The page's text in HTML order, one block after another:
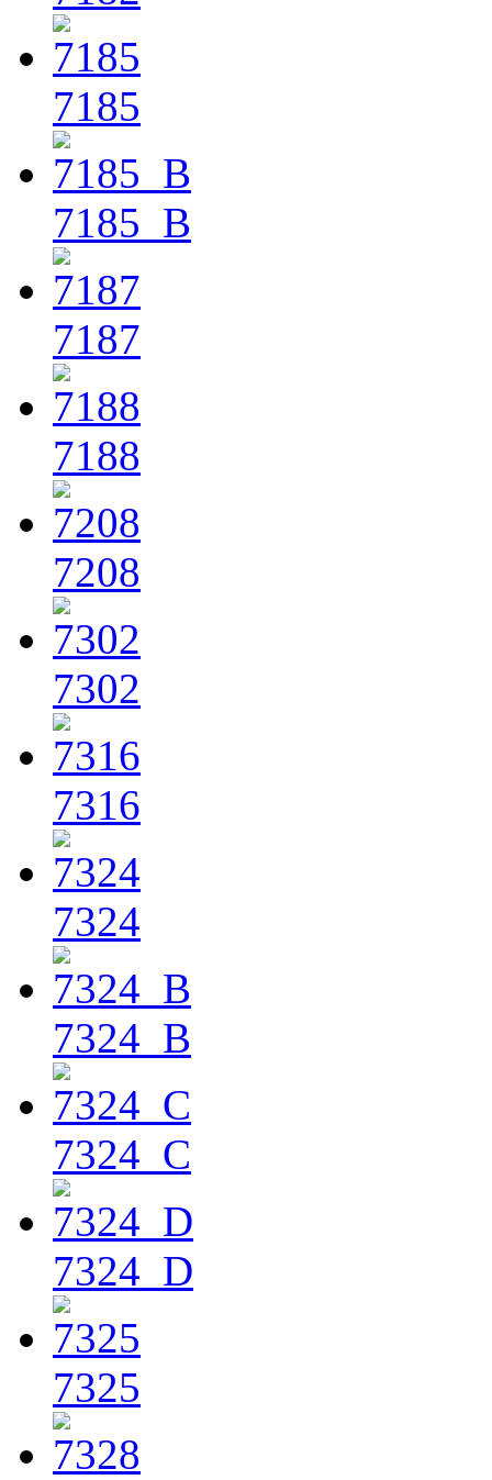
7185
7185_B
7187
7188
7208
7302
7316
7324
7324_B
7324_C
7324_D
7325